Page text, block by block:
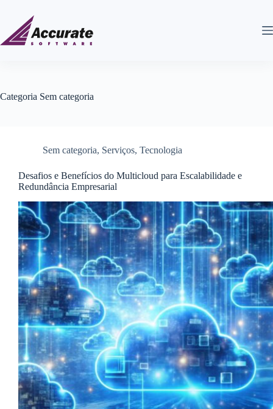
Categoria Sem categoria
Sem categoria, Serviços, Tecnologia
Desafios e Benefícios do Multicloud para Escalabilidade e
Redundância Empresarial